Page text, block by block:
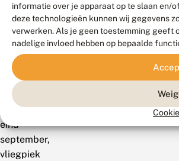
informatie over je apparaat op te slaan en/
deze technologieën kunnen wij gegevens
verwerken. Als je geen toestemming geeft
nadelige invloed hebben op bepaalde
Vliegtijd
en
gedrag
Van
eind
mei
eind
september,
vliegpiek